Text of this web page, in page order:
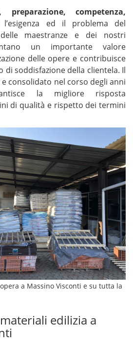
preparazione, competenza,
l’esigenza ed il problema del
maestranze e dei nostri
un importante valore
delle opere e contribuisce
di soddisfazione della clientela. Il
consolidato nel corso degli anni
la migliore risposta
di qualità e rispetto dei termini
a Massino Visconti e su tutta la
edilizia a